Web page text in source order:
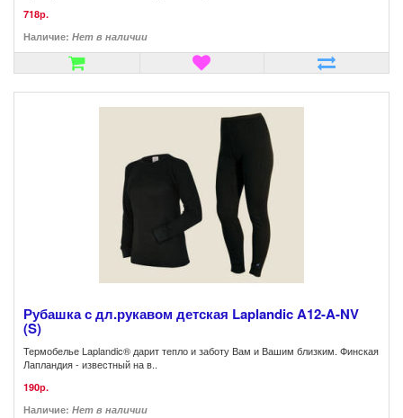
718р.
Наличие: Нет в наличии
Рубашка с дл.рукавом детская Laplandic A12-A-NV
(S)
Термобелье Laplandic® дарит тепло и заботу Вам и Вашим близким. Финская
Лапландия - известный на в..
190р.
Наличие: Нет в наличии